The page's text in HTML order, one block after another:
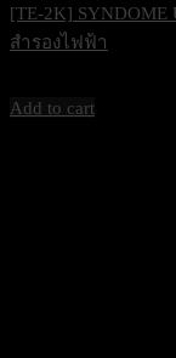
[TE-2K] SYNDOME
สำรองไฟฟ้า
Add to cart